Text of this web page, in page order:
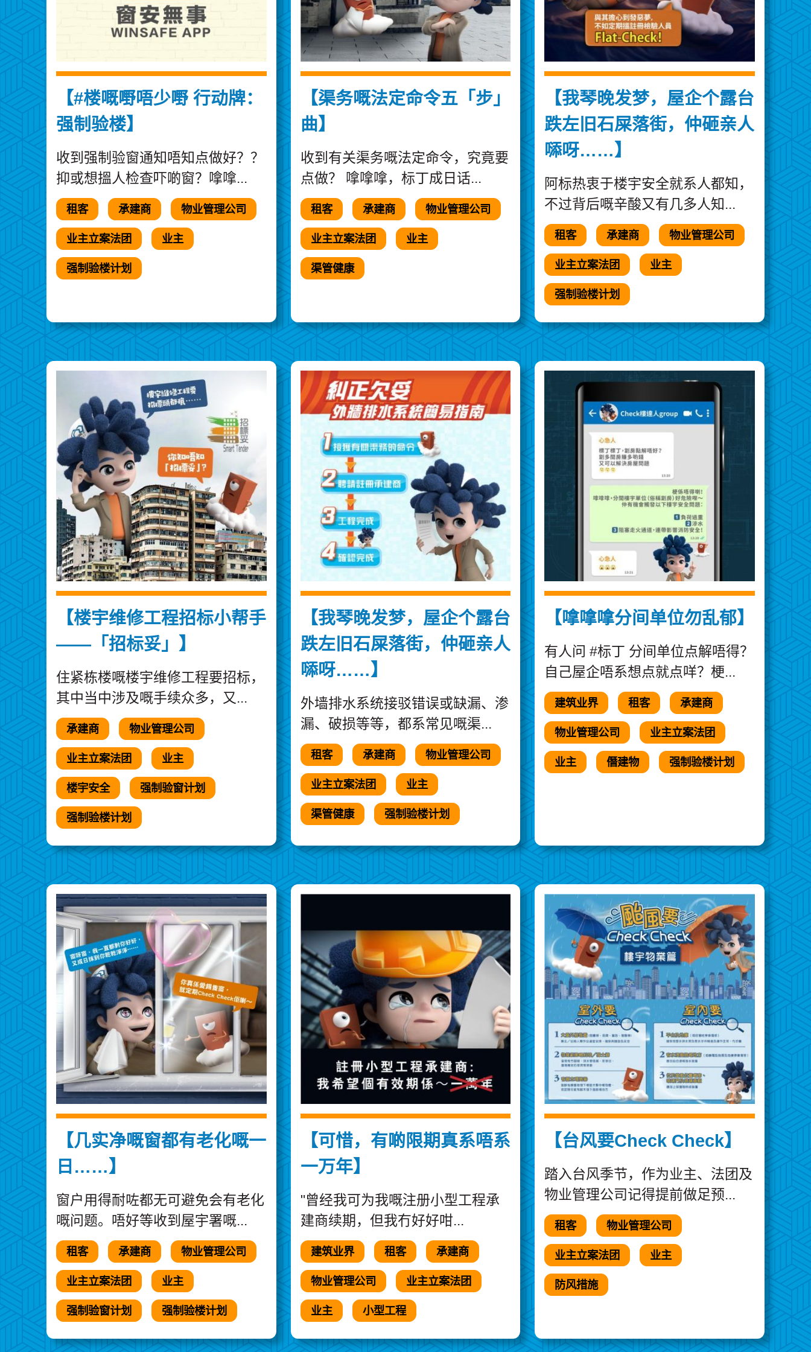
【#楼嘅嘢唔少嘢 行动牌：
强制验楼】
收到强制验窗通知唔知点做好？？
抑或想搵人检查吓啲窗？嗱嗱...
租客 承建商 物业管理公司
业主立案法团 业主
强制验楼计划
【渠务嘅法定命令五「步」
曲】
收到有关渠务嘅法定命令，究竟要
点做？ 嗱嗱嗱，标丁成日话...
租客 承建商 物业管理公司
业主立案法团 业主
渠管健康
【我琴晚发梦，屋企个露台
跌左旧石屎落街，仲砸亲人
𠻹呀……】
阿标热衷于楼宇安全就系人都知，
不过背后嘅辛酸又有几多人知...
租客 承建商 物业管理公司
业主立案法团 业主
强制验楼计划
【楼宇维修工程招标小帮手
——「招标妥」】
住紧栋楼嘅楼宇维修工程要招标，
其中当中涉及嘅手续众多，又...
承建商 物业管理公司
业主立案法团 业主
楼宇安全 强制验窗计划
强制验楼计划
【我琴晚发梦，屋企个露台
跌左旧石屎落街，仲砸亲人
𠻹呀……】
外墙排水系统接驳错误或缺漏、渗
漏、破损等等，都系常见嘅渠...
租客 承建商 物业管理公司
业主立案法团 业主
渠管健康 强制验楼计划
【嗱嗱嗱分间单位勿乱郁】
有人问 #标丁 分间单位点解唔得？
自己屋企唔系想点就点咩？梗...
建筑业界 租客 承建商
物业管理公司 业主立案法团
业主 僭建物 强制验楼计划
【几实净嘅窗都有老化嘅一
日……】
窗户用得耐咗都无可避免会有老化
嘅问题。唔好等收到屋宇署嘅...
租客 承建商 物业管理公司
业主立案法团 业主
强制验窗计划 强制验楼计划
【可惜，有啲限期真系唔系
一万年】
"曾经我可为我嘅注册小型工程承
建商续期，但我冇好好咁...
建筑业界 租客 承建商
物业管理公司 业主立案法团
业主 小型工程
【台风要Check Check】
踏入台风季节，作为业主、法团及
物业管理公司记得提前做足预...
租客 物业管理公司
业主立案法团 业主
防风措施